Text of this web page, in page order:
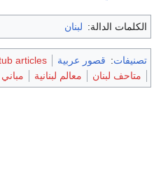
الكلمات الدالة: لبنان
تصنيفات: قصور عربية articles
متاحف لبنان
معالم لبنانية